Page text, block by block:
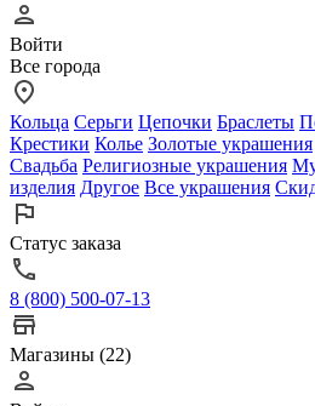
Войти
Все города
Кольца Серьги Цепочки Браслеты
Крестики Колье Золотые украшения
Свадьба Религиозные украшения
изделия Другое Все украшения
Статус заказа
8 (800) 500-07-13
Магазины (22)